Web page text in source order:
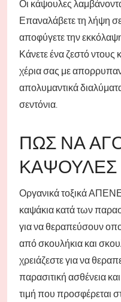
Οι κάψουλες
Επαναλάβετε τη λήψη
αποφύγετε την
Κάνετε ένα ζεστό ντους
χέρια σας με
απολυμαντικά
σεντόνια.
ΠΏΣ ΝΑ
ΚΆΨΟΥΛΕΣ
Οργανικά τοξικά
καψάκια κατά των
για να θεραπεύσουν
από σκουλήκια και
χρειάζεστε για να
παρασιτική ασθένεια
τιμή που προσφέρεται